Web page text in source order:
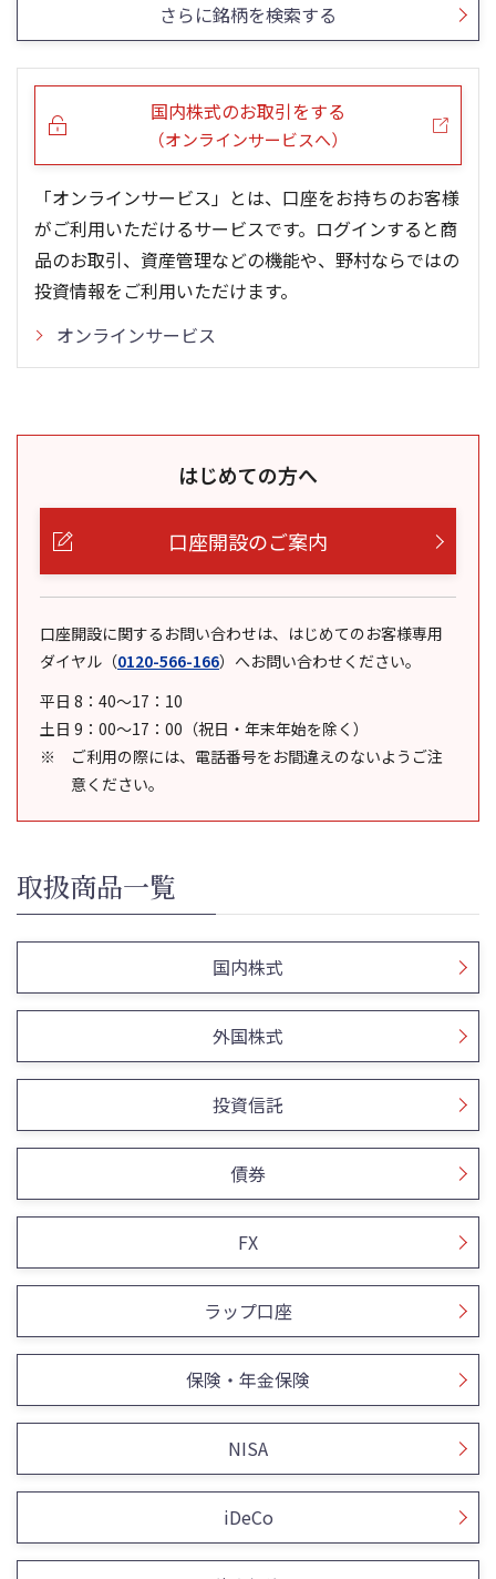
13週移動平均 26週移動平均 出来高(千)
0
5ヶ月移動平均 25ヶ月移動平均 出来高(千)
0
さらに銘柄を検索する
国内株式のお取引をする
（オンラインサービスへ）
「オンラインサービス」とは、口座をお持ちのお客様
がご利用いただけるサービスです。ログインすると商
品のお取引、資産管理などの機能や、野村ならではの
投資情報をご利用いただけます。
オンラインサービス
はじめての方へ
口座開設のご案内
口座開設に関するお問い合わせは、はじめてのお客様専用
ダイヤル （0120-566-166） へお問い合わせください。
平日 8：40～17：10
土日 9：00～17：00（祝日・年末年始を除く）
ご利用の際には、電話番号をお間違えのないようご注
意ください。
取扱商品一覧
国内株式
外国株式
投資信託
債券
FX
ラップ口座
保険・年金保険
NISA
iDeCo